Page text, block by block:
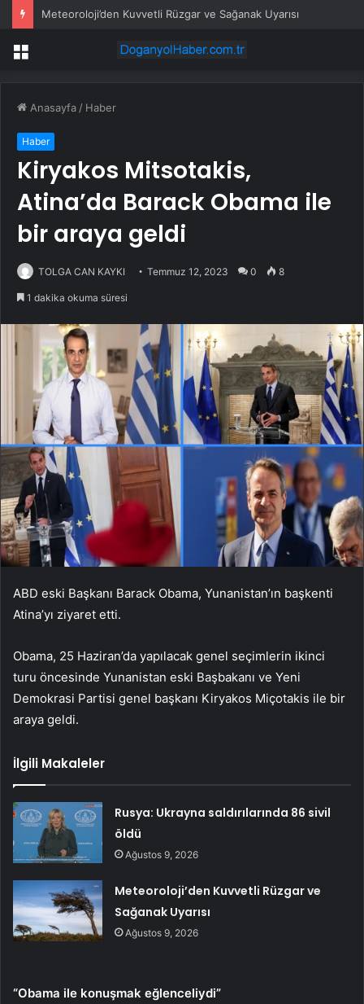
Meteoroloji’den Kuvvetli Rüzgar ve Sağanak Uyarısı
Menü
Anasayfa / Haber
Haber
Kiryakos Mitsotakis,
Atina’da Barack Obama ile
bir araya geldi
TOLGA CAN KAYKI Temmuz 12, 2023 0 8
1 dakika okuma süresi
ABD eski Başkanı Barack Obama, Yunanistan’ın başkenti
Atina’yı ziyaret etti.
Obama, 25 Haziran’da yapılacak genel seçimlerin ikinci
turu öncesinde Yunanistan eski Başbakanı ve Yeni
Demokrasi Partisi genel başkanı Kiryakos Miçotakis ile bir
araya geldi.
İlgili Makaleler
Rusya: Ukrayna saldırılarında 86 sivil
öldü
Ağustos 9, 2026
Meteoroloji’den Kuvvetli Rüzgar ve
Sağanak Uyarısı
Ağustos 9, 2026
“Obama ile konuşmak eğlenceliydi”